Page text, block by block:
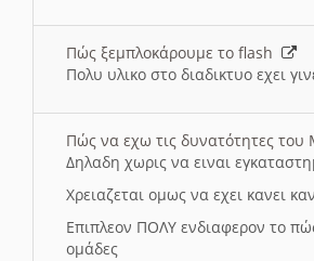
Πώς ξεμπλοκάρουμε το flash
Πολυ υλικο στο διαδικτυο εχει
Πώς να εχω τις δυνατότητες
Δηλαδη χωρις να ειναι
Χρειαζεται ομως να εχει κανει
Επιπλεον ΠΟΛΥ ενδιαφερον το
ομάδες